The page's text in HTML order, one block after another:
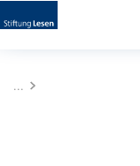
...